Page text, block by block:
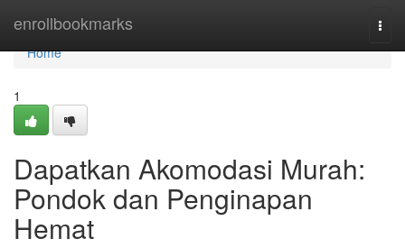
enrollbookmarks
Home
Home
1
Dapatkan Akomodasi Murah:
Pondok dan Penginapan
Hemat